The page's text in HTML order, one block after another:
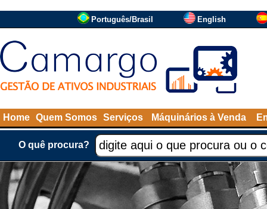
Português/Brasil English
Home Quem Somos Serviços Máquinários à Venda
O quê procura?